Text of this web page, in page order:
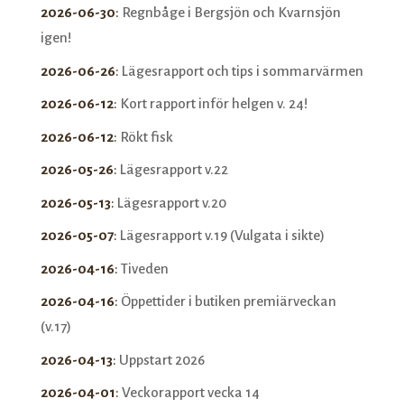
2026-06-30: Regnbåge i Bergsjön och Kvarnsjön
igen!
2026-06-26: Lägesrapport och tips i sommarvärmen
2026-06-12: Kort rapport inför helgen v. 24!
2026-06-12: Rökt fisk
2026-05-26: Lägesrapport v.22
2026-05-13: Lägesrapport v.20
2026-05-07: Lägesrapport v.19 (Vulgata i sikte)
2026-04-16: Tiveden
2026-04-16: Öppettider i butiken premiärveckan
(v.17)
2026-04-13: Uppstart 2026
2026-04-01: Veckorapport vecka 14